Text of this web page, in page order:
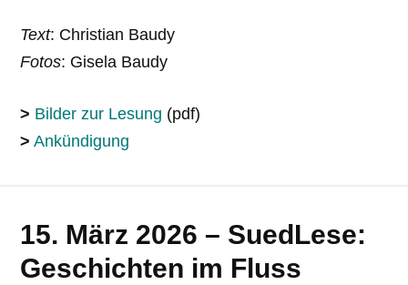
Text: Christian Baudy
Fotos: Gisela Baudy
> Bilder zur Lesung (pdf)
> Ankündigung
15. März 2026 – SuedLese:
Geschichten im Fluss